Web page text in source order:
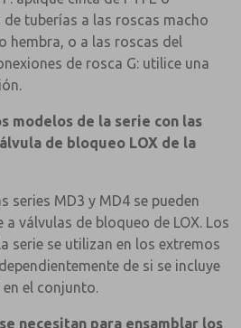
tuberías a las roscas macho
hembra, o a las roscas del
de rosca G: utilice una
modelos de la serie con las
de bloqueo LOX de la
series MD3 y MD4 se pueden
válvulas de bloqueo de LOX. Los
serie se utilizan en los extremos
de si se incluye
en el conjunto.
necesitan para ensamblar los